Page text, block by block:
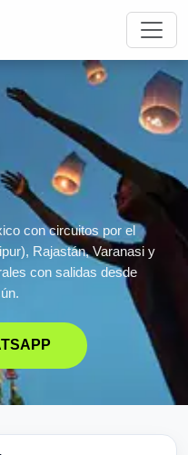
con circuitos por el
Rajastán, Varanasi y
con salidas desde